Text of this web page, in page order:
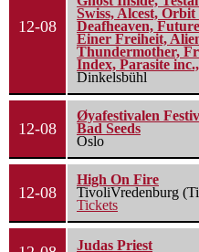
12-08
Swiss, Alcest,
Deafheaven,
Einer Freiheit,
Thundermother,
Index, Parasite
Dinkelsbühl
12-08
Øyafestivalen
Bad Seeds
Oslo
12-08
High On Fire
TivoliVredenburg
Tickets
Judas Priest